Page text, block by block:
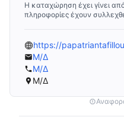
Η καταχώρηση έχει γίνει
πληροφορίες έχουν
https://
Μ/Δ
Μ/Δ
Μ/Δ